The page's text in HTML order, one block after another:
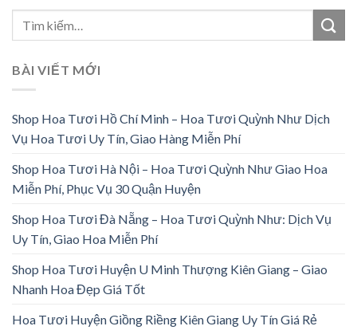
BÀI VIẾT MỚI
Shop Hoa Tươi Hồ Chí Minh – Hoa Tươi Quỳnh Như Dịch
Vụ Hoa Tươi Uy Tín, Giao Hàng Miễn Phí
Shop Hoa Tươi Hà Nội – Hoa Tươi Quỳnh Như Giao Hoa
Miễn Phí, Phục Vụ 30 Quận Huyện
Shop Hoa Tươi Đà Nẵng – Hoa Tươi Quỳnh Như: Dịch Vụ
Uy Tín, Giao Hoa Miễn Phí
Shop Hoa Tươi Huyện U Minh Thượng Kiên Giang – Giao
Nhanh Hoa Đẹp Giá Tốt
Hoa Tươi Huyện Giồng Riềng Kiên Giang Uy Tín Giá Rẻ